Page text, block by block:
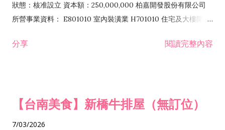
狀態：核准設立 資本額：250,000,000 柏嘉開發股份有限公司
所營事業資料： E801010 室內裝潢業 H701010 住宅及大樓開發
發業 H703090 不動產買賣業 H703100 不動產租賃業 I503010
分享 閱讀完整內容
【台南美食】新橋牛排屋（無訂位）
7/03/2026